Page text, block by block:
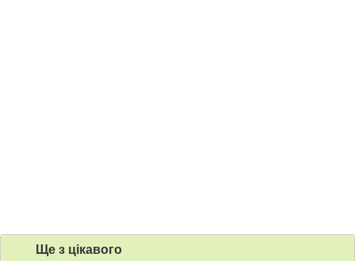
Ще з цiкавого